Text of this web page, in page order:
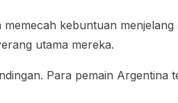
kebuntuan
utama mereka.
Para pemain